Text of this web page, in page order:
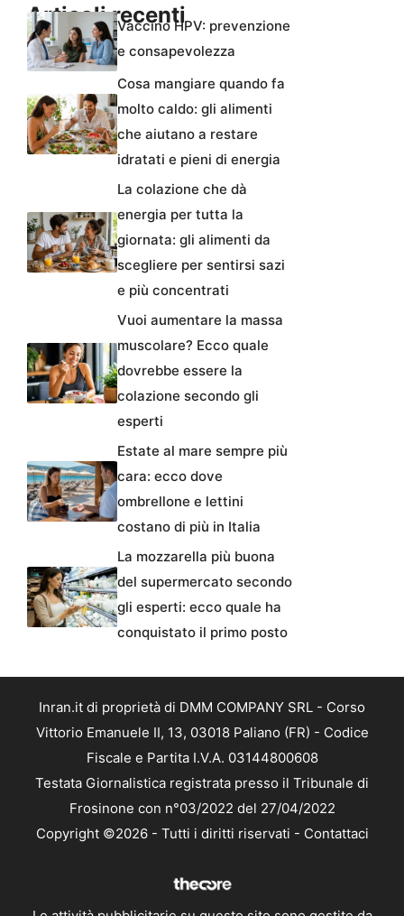
Articoli recentiVaccino HPV: prevenzione
e consapevolezza
Cosa mangiare quando fa
molto caldo: gli alimenti
che aiutano a restare
idratati e pieni di energia
La colazione che dà
energia per tutta la
giornata: gli alimenti da
scegliere per sentirsi sazi
e più concentrati
Vuoi aumentare la massa
muscolare? Ecco quale
dovrebbe essere la
colazione secondo gli
esperti
Estate al mare sempre più
cara: ecco dove
ombrellone e lettini
costano di più in Italia
La mozzarella più buona
del supermercato secondo
gli esperti: ecco quale ha
conquistato il primo posto
Inran.it di proprietà di DMM COMPANY SRL - Corso
Vittorio Emanuele II, 13, 03018 Paliano (FR) - Codice
Fiscale e Partita I.V.A. 03144800608
Testata Giornalistica registrata presso il Tribunale di
Frosinone con n°03/2022 del 27/04/2022
Copyright ©2026 - Tutti i diritti riservati - Contattaci